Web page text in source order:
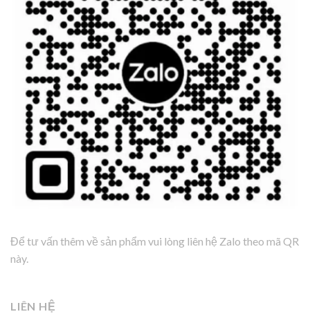
Để tư vấn thêm về sản phẩm vui lòng liên hệ Zalo theo mã QR
này.
LIÊN HỆ